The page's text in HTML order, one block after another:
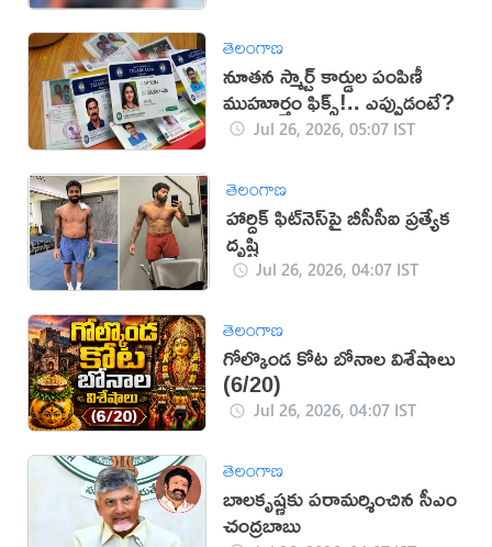
తెలంగాణ
నూతన స్మార్ట్ కార్డుల పంపిణీ
ముహూర్తం ఫిక్స్!.. ఎప్పుడంటే?
Jul 26, 2026, 05:07 IST
తెలంగాణ
హార్దిక్ ఫిట్‌నెస్‌పై బీసీసీఐ ప్రత్యేక
దృష్టి
Jul 26, 2026, 04:07 IST
తెలంగాణ
గోల్కొండ కోట బోనాల విశేషాలు
(6/20)
Jul 26, 2026, 04:07 IST
తెలంగాణ
బాలకృష్ణకు పరామర్శించిన సీఎం
చంద్రబాబు